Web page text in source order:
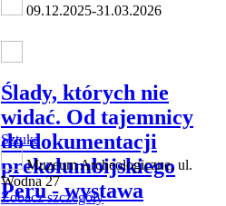
09.12.2025-31.03.2026
Ślady, których nie
widać. Od tajemnicy
do dokumentacji
prekolumbijskiego
Peru - wystawa
Sztuka
Muzeum Archeologiczne, ul.
Wodna 27
Zobacz szczegóły